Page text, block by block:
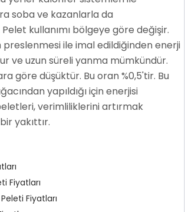
soba ve kazanlarla da
kullanımı bölgeye göre değişir.
ile imal edildiğinden enerji
ve uzun süreli yanma mümkündür.
göre düşüktür. Bu oran %0,5'tir. Bu
yapıldığı için enerjisi
verimliliklerini artırmak
yakıttır.
Fiyatları
Fiyatları